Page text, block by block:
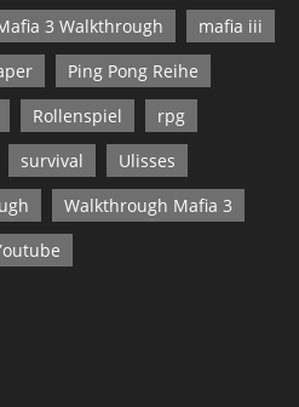
3 Walkthrough
mafia iii
Ping Pong Reihe
Rollenspiel
rpg
survival
Ulisses
Walkthrough Mafia 3